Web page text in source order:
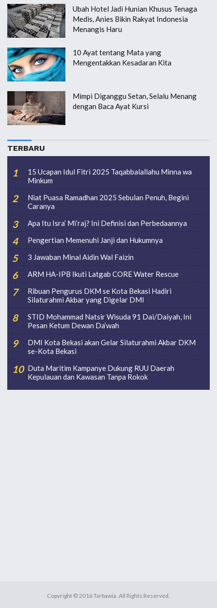
Ubah Hotel Jadi Hunian Khusus Tenaga
Medis, Anies Bikin Rakyat Indonesia
Menangis Haru
10 Ayat tentang Mata yang
Mengentakkan Kesadaran Kita
Mimpi Diganggu Setan, Selalu Menang
dengan Baca Ayat Kursi
TERBARU
15 Ucapan Idul Fitri 2025 Taqabbalallahu Minna wa
Minkum
Niat Puasa Ramadhan 2025 Sebulan Penuh, Begini
Caranya
Apa Itu Isra’ Mi’raj? Ini Definisi dan Perbedaannya
Pengertian Memenuhi Janji dan Hukumnya
3 Jawaban Minal Aidin Wal Faizin
ARM HA-IPB Ikuti Latgab CORE Water Rescue
Ribuan Pengurus DKM se Kota Bekasi Hadiri
Silaturahmi Akbar yang Digelar DMI
STID Mohammad Natsir Wisuda 91 Dai/Daiyah, Ini
Pesan Ketum Dewan Da’wah
DMI Kota Bekasi akan Gelar Silaturahmi Akbar DKM
se-Kota Bekasi
Duta Maritim Kampanye Dukung RUU Daerah
Kepulauan dan Kawasan Tanpa Rokok
Copyright ©2016Tarbawia. All Rights Reserved.